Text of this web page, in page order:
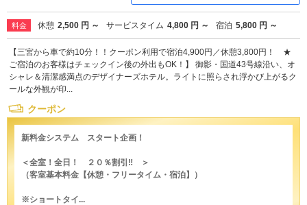
料金 休憩 2,500 円 ～ サービスタイム 4,800 円 ～ 宿泊 5,800 円 ～
【三宮から車で約10分！！クーポン利用で宿泊4,900円／休憩3,800円！ ★
ご宿泊のお客様はチェックイン後の外出もOK！】 御影・国道43号線沿い、オ
シャレ＆清潔感満点のデザイナーズホテル。ライトに照らされ浮かび上がるク
ールな外観が印...
クーポン
新料金システム スタート企画！
＜全室！全日！ ２０％割引‼ ＞
（客室基本料金【休憩・フリータイム・宿泊】）
※ショートタイ...